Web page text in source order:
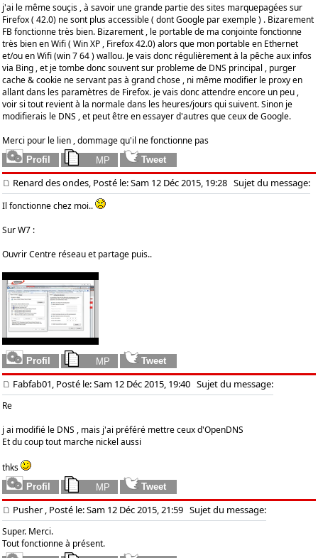
j'ai le même souçis , à savoir une grande partie des sites marquepagées sur
Firefox ( 42.0) ne sont plus accessible ( dont Google par exemple ) . Bizarement
FB fonctionne très bien. Bizarement , le portable de ma conjointe fonctionne
très bien en Wifi ( Win XP , Firefox 42.0) alors que mon portable en Ethernet
et/ou en Wifi (win 7 64 ) wallou. Je vais donc régulièrement à la pêche aux infos
via Bing , et je tombe donc souvent sur probleme de DNS principal , purger
cache & cookie ne servant pas à grand chose , ni même modifier le proxy en
allant dans les paramètres de Firefox. je vais donc attendre encore un peu ,
voir si tout revient à la normale dans les heures/jours qui suivent. Sinon je
modifierais le DNS , et peut être en essayer d'autres que ceux de Google.
Merci pour le lien , dommage qu'il ne fonctionne pas
Renard des ondes, Posté le: Sam 12 Déc 2015, 19:28 Sujet du message:
Il fonctionne chez moi..
Sur W7 :
Ouvrir Centre réseau et partage puis..
Fabfab01, Posté le: Sam 12 Déc 2015, 19:40 Sujet du message:
Re
j ai modifié le DNS , mais j'ai préféré mettre ceux d'OpenDNS
Et du coup tout marche nickel aussi
thks
Pusher, Posté le: Sam 12 Déc 2015, 21:59 Sujet du message:
Super. Merci.
Tout fonctionne à présent.